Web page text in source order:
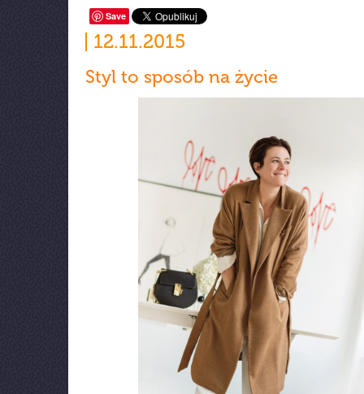
Save
12.11.2015
Styl to sposób na życie